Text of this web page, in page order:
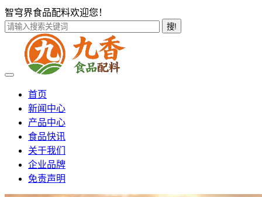
智穹界食品配料欢迎您！
搜!
首页
新闻中心
产品中心
食品快讯
关于我们
企业品牌
免责声明